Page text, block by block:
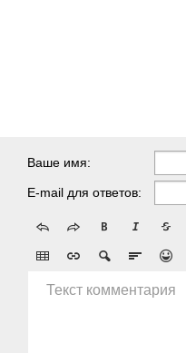
Ваше имя:
E-mail для ответов:
Текст комментария